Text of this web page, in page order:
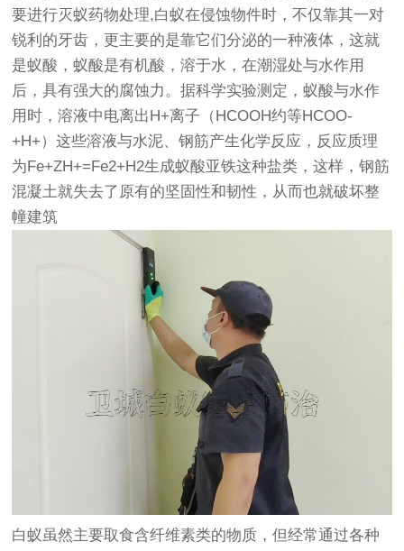
要进行灭蚁药物处理,白蚁在侵蚀物件时，不仅靠其一对
锐利的牙齿，更主要的是靠它们分泌的一种液体，这就
是蚁酸，蚁酸是有机酸，溶于水，在潮湿处与水作用
后，具有强大的腐蚀力。据科学实验测定，蚁酸与水作
用时，溶液中电离出H+离子（HCOOH约等HCOO-
+H+）这些溶液与水泥、钢筋产生化学反应，反应质理
为Fe+ZH+=Fe2+H2生成蚁酸亚铁这种盐类，这样，钢筋
混凝土就失去了原有的坚固性和韧性，从而也就破坏整
幢建筑
白蚁虽然主要取食含纤维素类的物质，但经常通过各种